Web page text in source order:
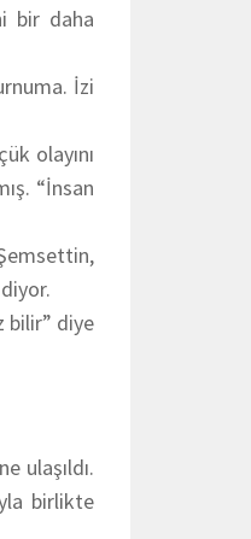
bir daha
İzi
olayını
“İnsan
bilir” diye
ulaşıldı.
birlikte